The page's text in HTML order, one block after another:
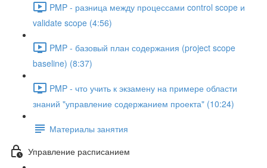
PMP - разница между процессами control scope и
validate scope (4:56)
PMP - базовый план содержания (project scope
baseline) (8:37)
PMP - что учить к экзамену на примере области
знаний "управление содержанием проекта" (10:24)
Материалы занятия
Управление расписанием